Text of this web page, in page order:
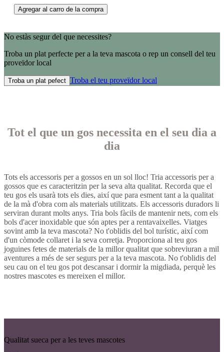
Agregar al carro de la compra
No estàs segur del que necessites?
Troba un plat perfecte per a la teva mascota o rep un consell del teu
proveïdor local
Troba un plat pefect Troba el teu proveïdor local
Tot el que un gos necessita en el seu dia a
dia
Tots els accessoris per a gossos en un sol lloc! Tria accessoris per a
gossos que es caracteritzin per la seva alta qualitat. Recorda que el
teu gos els usarà tots els dies, així que para esment tant a la qualitat
de la mà d'obra com als materials utilitzats. Els accessoris duradors li
serviran durant molts anys. Tria bols fàcils de mantenir nets, com els
bols d'acer inoxidable que són aptes per a rentavaixelles. Viatges
sovint amb la teva mascota? No t'oblidis del bol turístic, així com
d'un còmode collaret i la seva corretja. Proporciona al teu gos
joguines fetes de materials de la millor qualitat que sobreviuran a mil
aventures a més de ser segurs per a la teva mascota. No t'oblidis del
seu cau on el teu gos pot descansar i dormir la migdiada, perquè les
nostres mascotes es mereixen el millor.
Qualitat sueca per a les teves mascotes